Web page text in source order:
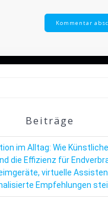
Beiträge
im Alltag: Wie
die Effizienz für
virtuelle
Empfehlungen